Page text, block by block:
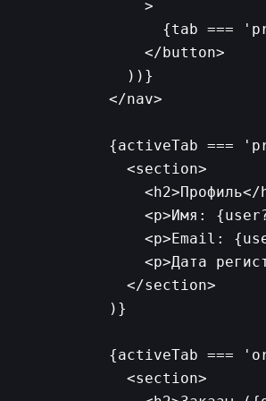
          >
{tab ===
          </button>
        ))}
      </nav>
{activeTab ===
        <section>
<h2>Профиль</
<p>Имя:
<p>Email:
<p>Дата
        </section>
      )}
{activeTab ===
        <section>